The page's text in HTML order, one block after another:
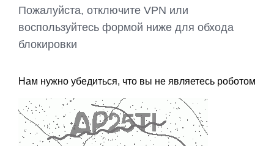
Пожалуйста, отключите VPN или
воспользуйтесь формой ниже для обхода
блокировки
Нам нужно убедиться, что вы не являетесь роботом